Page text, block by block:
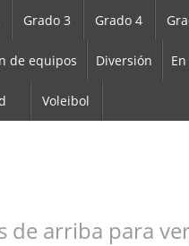
Grado 3 Grado 4
de equipos Diversión
Voleibol
de arriba para